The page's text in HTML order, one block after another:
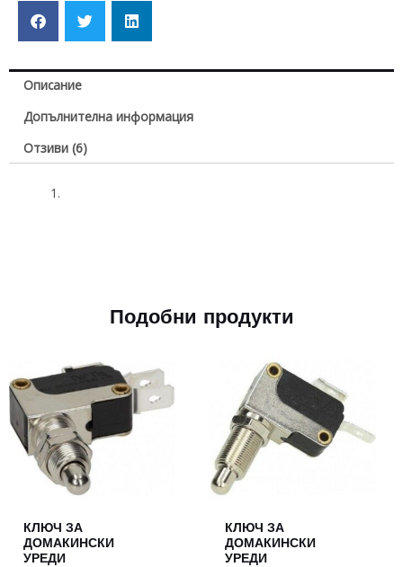
Описание
Допълнителна информация
Отзиви (6)
Подобни продукти
КЛЮЧ ЗА
ДОМАКИНСКИ
УРЕДИ
КЛЮЧ ЗА
ДОМАКИНСКИ
УРЕДИ